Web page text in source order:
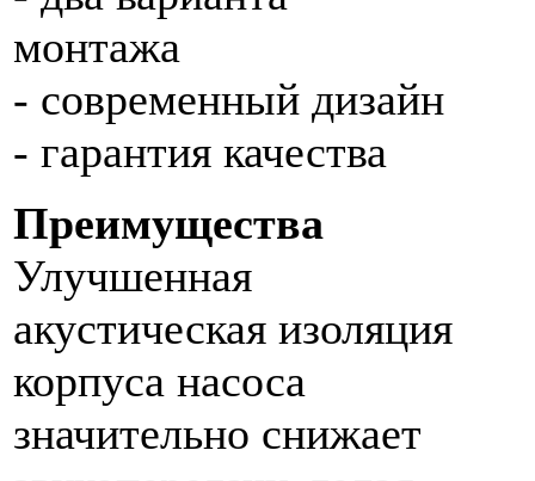
монтажа
- современный дизайн
- гарантия качества
Преимущества
Улучшенная
акустическая изоляция
корпуса насоса
значительно снижает